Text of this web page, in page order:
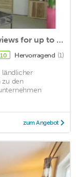
Spacious apartment with mountain views for up to 4 people, 81 square meters, 1 bedroom
10 Hervorragend (1)
ländlicher
zu den
zum Angebot